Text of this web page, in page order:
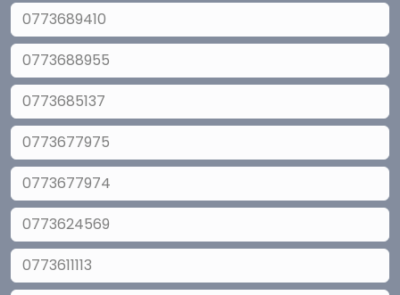
0773689410
0773688955
0773685137
0773677975
0773677974
0773624569
0773611113